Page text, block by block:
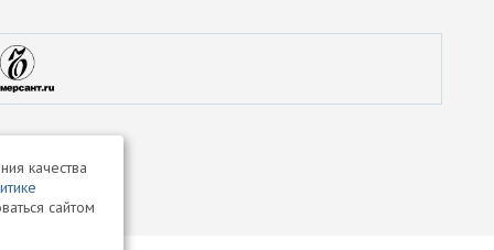
качества
сайтом